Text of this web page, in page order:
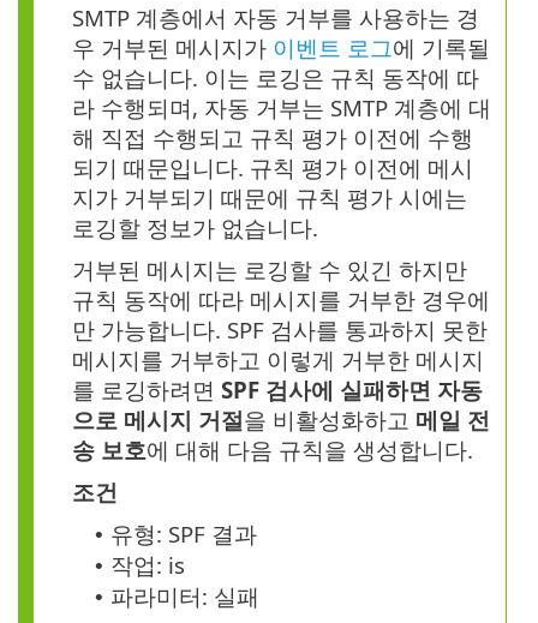
SMTP 계층에서 자동 거부를 사용하는 경
우 거부된 메시지가 이벤트 로그에 기록될
수 없습니다. 이는 로깅은 규칙 동작에 따
라 수행되며, 자동 거부는 SMTP 계층에 대
해 직접 수행되고 규칙 평가 이전에 수행
되기 때문입니다. 규칙 평가 이전에 메시
지가 거부되기 때문에 규칙 평가 시에는
로깅할 정보가 없습니다.
거부된 메시지는 로깅할 수 있긴 하지만
규칙 동작에 따라 메시지를 거부한 경우에
만 가능합니다. SPF 검사를 통과하지 못한
메시지를 거부하고 이렇게 거부한 메시지
를 로깅하려면 SPF 검사에 실패하면 자동
으로 메시지 거절을 비활성화하고 메일 전
송 보호에 대해 다음 규칙을 생성합니다.
조건
• 유형: SPF 결과
• 작업: is
• 파라미터: 실패